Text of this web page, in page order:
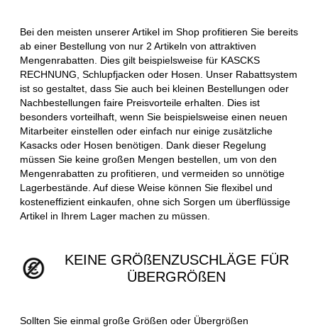
Bei den meisten unserer Artikel im Shop profitieren Sie bereits
ab einer Bestellung von nur 2 Artikeln von attraktiven
Mengenrabatten. Dies gilt beispielsweise für KASCKS
RECHNUNG, Schlupfjacken oder Hosen. Unser Rabattsystem
ist so gestaltet, dass Sie auch bei kleinen Bestellungen oder
Nachbestellungen faire Preisvorteile erhalten. Dies ist
besonders vorteilhaft, wenn Sie beispielsweise einen neuen
Mitarbeiter einstellen oder einfach nur einige zusätzliche
Kasacks oder Hosen benötigen. Dank dieser Regelung
müssen Sie keine großen Mengen bestellen, um von den
Mengenrabatten zu profitieren, und vermeiden so unnötige
Lagerbestände. Auf diese Weise können Sie flexibel und
kosteneffizient einkaufen, ohne sich Sorgen um überflüssige
Artikel in Ihrem Lager machen zu müssen.
KEINE GRÖßENZUSCHLÄGE FÜR
ÜBERGRÖßEN
Sollten Sie einmal große Größen oder Übergrößen